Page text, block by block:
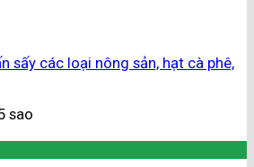
sấy các loại nông sản, hạt cà phê,
sao